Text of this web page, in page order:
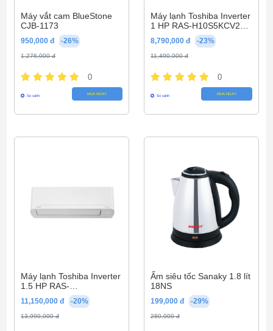
Máy vắt cam BlueStone
CJB-1173
950,000 đ -26%
1,276,000 đ
0
So sánh MUA NGAY
Máy lạnh Toshiba Inverter
1 HP RAS-H10S5KCV2G-
8,790,000 đ -23%
11,490,000 đ
0
So sánh MUA NGAY
Máy lạnh Toshiba Inverter
1.5 HP RAS-
H13S5KCV2G-V
11,150,000 đ -20%
13,990,000 đ
Ấm siêu tốc Sanaky 1.8 lít
18NS
199,000 đ -29%
280,000 đ